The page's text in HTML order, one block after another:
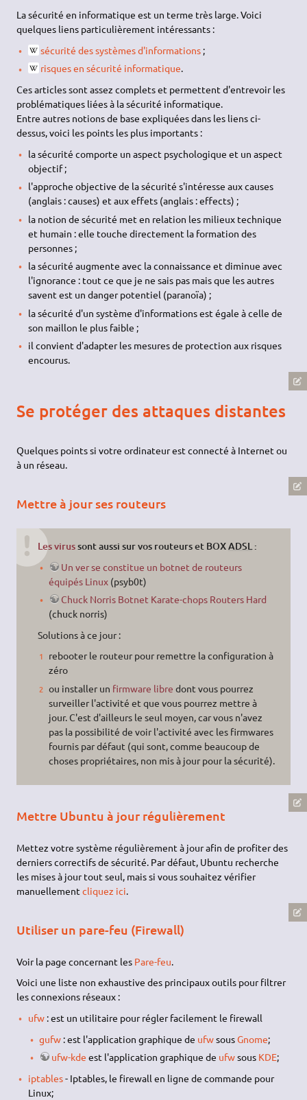
La sécurité en informatique est un terme très large. Voici
quelques liens particulièrement intéressants :
sécurité des systèmes d'informations;
risques en sécurité informatique.
Ces articles sont assez complets et permettent d'entrevoir les
problématiques liées à la sécurité informatique.
Entre autres notions de base expliquées dans les liens ci-
dessus, voici les points les plus importants :
la sécurité comporte un aspect psychologique et un aspect
objectif ;
l'approche objective de la sécurité s'intéresse aux causes
(anglais : causes) et aux effets (anglais : effects) ;
la notion de sécurité met en relation les milieux technique
et humain : elle touche directement la formation des
personnes ;
la sécurité augmente avec la connaissance et diminue avec
l'ignorance : tout ce que je ne sais pas mais que les autres
savent est un danger potentiel (paranoïa) ;
la sécurité d'un système d'informations est égale à celle de
son maillon le plus faible ;
il convient d'adapter les mesures de protection aux risques
encourus.
Se protéger des attaques distantes
Quelques points si votre ordinateur est connecté à Internet ou
à un réseau.
Mettre à jour ses routeurs
Les virussont aussi sur vos routeurs et BOXADSL:
Un ver se constitue un botnet de routeurs
équipés Linux (psyb0t)
Chuck Norris Botnet Karate-chops Routers Hard
(chuck norris)
Solutions à ce jour :
rebooter le routeur pour remettre la configuration à
zéro
ou installer un firmware libre dont vous pourrez
surveiller l'activité et que vous pourrez mettre à
jour. C'est d'ailleurs le seul moyen, car vous n'avez
pas la possibilité de voir l'activité avec les firmwares
fournis par défaut (qui sont, comme beaucoup de
choses propriétaires, non mis à jour pour la sécurité).
Mettre Ubuntu à jour régulièrement
Mettez votre système régulièrement à jour afin de profiter des
derniers correctifs de sécurité. Par défaut, Ubuntu recherche
les mises à jour tout seul, mais si vous souhaitez vérifier
manuellementcliquez ici.
Utiliser un pare-feu (Firewall)
Voir la page concernant les Pare-feu.
Voici une liste non exhaustive des principaux outils pour filtrer
les connexions réseaux :
ufw: est un utilitaire pour régler facilement le firewall
gufw : est l'application graphique de ufwsousGnome;
ufw-kde est l'application graphique de ufwsous KDE;
iptables- Iptables, le firewall en ligne de commande pour
Linux;